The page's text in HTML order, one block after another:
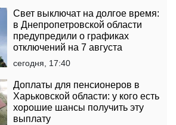
Свет выключат на долгое время:
в Днепропетровской области
предупредили о графиках
отключений на 7 августа
сегодня, 17:40
Доплаты для пенсионеров в
Харьковской области: у кого есть
хорошие шансы получить эту
выплату